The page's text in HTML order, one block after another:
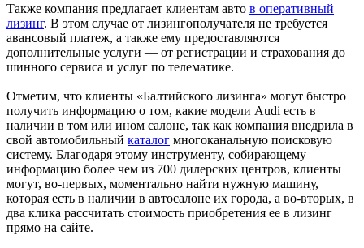
Также компания предлагает клиентам авто в оперативный
лизинг. В этом случае от лизингополучателя не требуется
авансовый платеж, а также ему предоставляются
дополнительные услуги — от регистрации и страхования до
шинного сервиса и услуг по телематике.
Отметим, что клиенты «Балтийского лизинга» могут быстро
получить информацию о том, какие модели Audi есть в
наличии в том или ином салоне, так как компания внедрила в
свой автомобильный каталог многоканальную поисковую
систему. Благодаря этому инструменту, собирающему
информацию более чем из 700 дилерских центров, клиенты
могут, во-первых, моментально найти нужную машину,
которая есть в наличии в автосалоне их города, а во-вторых, в
два клика рассчитать стоимость приобретения ее в лизинг
прямо на сайте.